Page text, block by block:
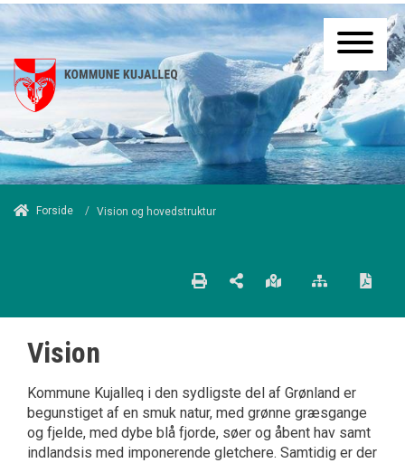
Forside / Vision og hovedstruktur
Vision
Kommune Kujalleq i den sydligste del af Grønland er
begunstiget af en smuk natur, med grønne græsgange
og fjelde, med dybe blå fjorde, søer og åbent hav samt
indlandsis med imponerende gletchere. Samtidig er der